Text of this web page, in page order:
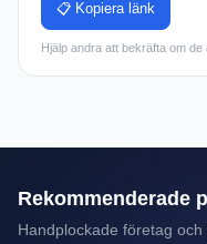
📋 Kopiera länk
Hjälp andra att bekräfta om de
Rekommenderade
Handplockade företag